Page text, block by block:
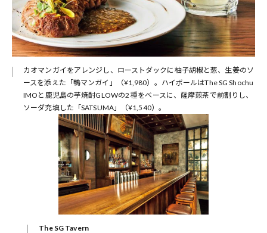
カオマンガイをアレンジし、ローストダックに柚子胡椒と葱、生姜のソ
ースを添えた「鴨マンガイ」（¥1,980）。ハイボールはThe SG Shochu
IMOと鹿児島の芋焼酎GLOWの2 種をベースに、薩摩煎茶で前割りし、
ソーダ充填した「SATSUMA」（¥1,540）。
The SG Tavern